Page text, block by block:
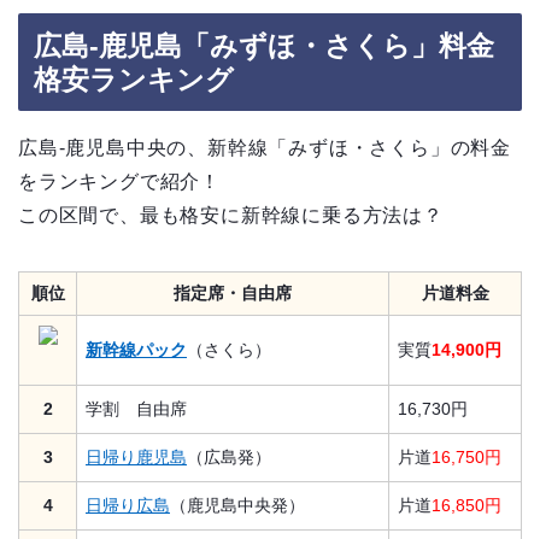
広島-鹿児島「みずほ・さくら」料金
格安ランキング
広島-鹿児島中央の、新幹線「みずほ・さくら」の料金
をランキングで紹介！
この区間で、最も格安に新幹線に乗る方法は？
順位 指定席・自由席 片道料金
新幹線パック （さくら） 実質14,900円
2 学割 自由席 16,730円
3 日帰り鹿児島 （広島発） 片道16,750円
4 日帰り広島 （鹿児島中央発） 片道16,850円